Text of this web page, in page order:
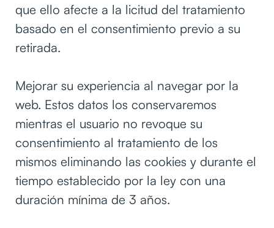
que ello afecte a la licitud del tratamiento
basado en el consentimiento previo a su
retirada.
Mejorar su experiencia al navegar por la
web. Estos datos los conservaremos
mientras el usuario no revoque su
consentimiento al tratamiento de los
mismos eliminando las cookies y durante el
tiempo establecido por la ley con una
duración mínima de 3 años.